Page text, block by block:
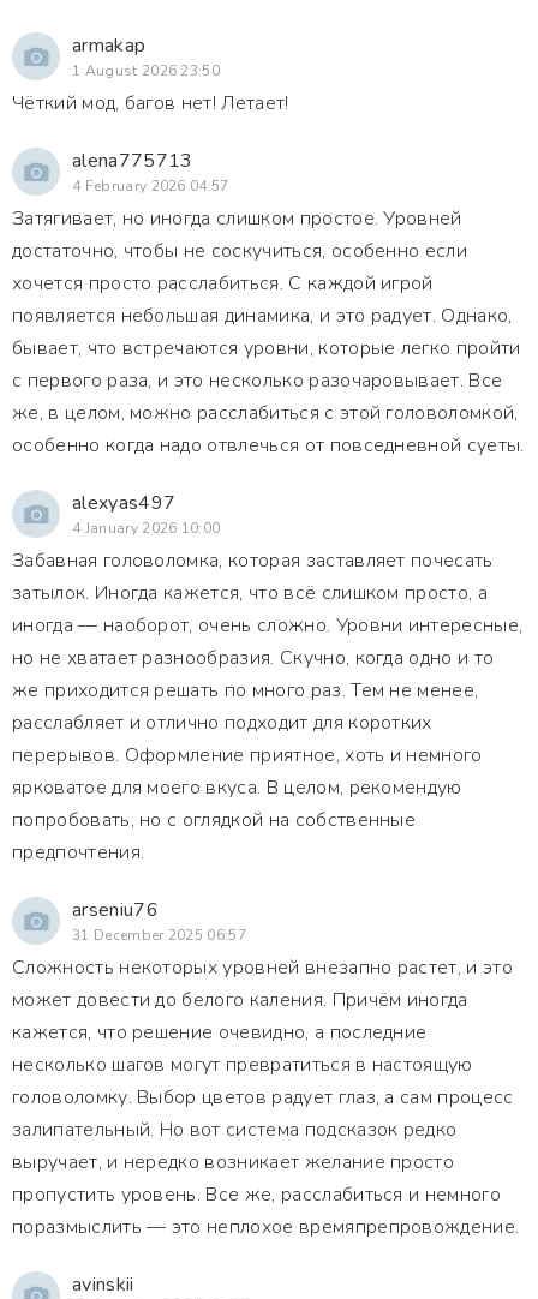
armakap
1 August 2026 23:50
Чёткий мод, багов нет! Летает!
alena775713
4 February 2026 04:57
Затягивает, но иногда слишком простое. Уровней
достаточно, чтобы не соскучиться, особенно если
хочется просто расслабиться. С каждой игрой
появляется небольшая динамика, и это радует. Однако,
бывает, что встречаются уровни, которые легко пройти
с первого раза, и это несколько разочаровывает. Все
же, в целом, можно расслабиться с этой головоломкой,
особенно когда надо отвлечься от повседневной суеты.
alexyas497
4 January 2026 10:00
Забавная головоломка, которая заставляет почесать
затылок. Иногда кажется, что всё слишком просто, а
иногда — наоборот, очень сложно. Уровни интересные,
но не хватает разнообразия. Скучно, когда одно и то
же приходится решать по много раз. Тем не менее,
расслабляет и отлично подходит для коротких
перерывов. Оформление приятное, хоть и немного
ярковатое для моего вкуса. В целом, рекомендую
попробовать, но с оглядкой на собственные
предпочтения.
arseniu76
31 December 2025 06:57
Сложность некоторых уровней внезапно растет, и это
может довести до белого каления. Причём иногда
кажется, что решение очевидно, а последние
несколько шагов могут превратиться в настоящую
головоломку. Выбор цветов радует глаз, а сам процесс
залипательный. Но вот система подсказок редко
выручает, и нередко возникает желание просто
пропустить уровень. Все же, расслабиться и немного
поразмыслить — это неплохое времяпрепровождение.
avinskii